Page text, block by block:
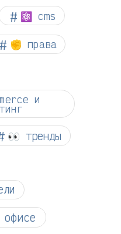
⚛ cms
✊ права
и
👀 тренды